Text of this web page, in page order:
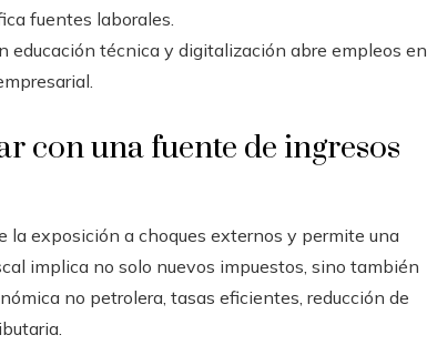
fuentes laborales.
educación técnica y digitalización abre empleos en
con una fuente de ingresos
la exposición a choques externos y permite una
implica no solo nuevos impuestos, sino también
no petrolera, tasas eficientes, reducción de